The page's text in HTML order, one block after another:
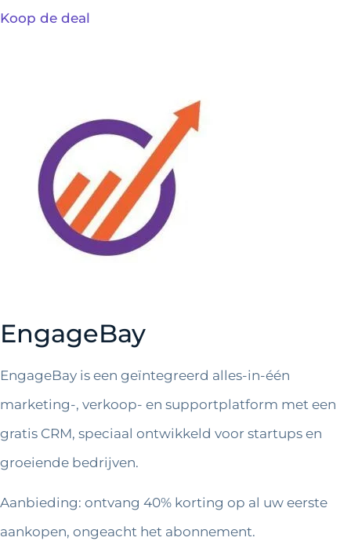
Koop de deal
EngageBay
EngageBay is een geïntegreerd alles-in-één
marketing-, verkoop- en supportplatform met een
gratis CRM, speciaal ontwikkeld voor startups en
groeiende bedrijven.
Aanbieding: ontvang 40% korting op al uw eerste
aankopen, ongeacht het abonnement.